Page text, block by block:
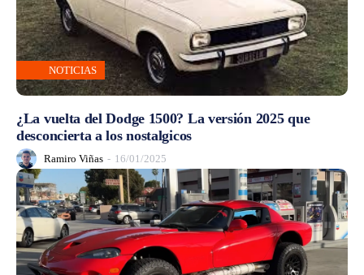
NOTICIAS
¿La vuelta del Dodge 1500? La versión 2025 que
desconcierta a los nostalgicos
Ramiro Viñas - 16/01/2025